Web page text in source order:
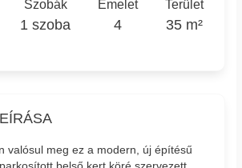
Szobák
1 szoba
Emelet
4
Terület
35 m²
valósul meg ez a modern, új építésű